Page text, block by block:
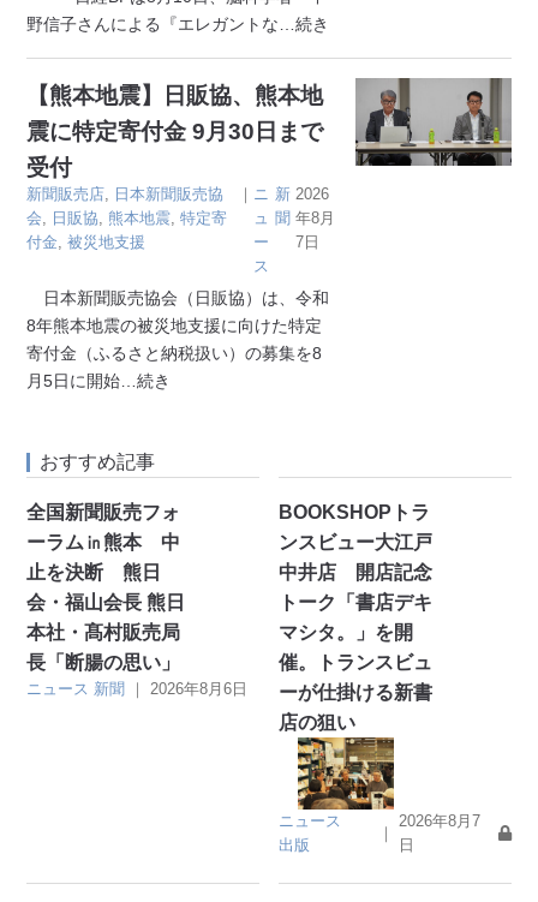
野信子さんによる『エレガントな …続き
【熊本地震】日販協、熊本地
震に特定寄付金 9月30日まで
受付
新聞販売店, 日本新聞販売協
会, 日販協, 熊本地震,特定寄
付金,被災地支援
｜ ニ
ュ
ー
ス
新
聞
2026
年8月
7日
日本新聞販売協会（日販協）は、令和
8年熊本地震の被災地支援に向けた特定
寄付金（ふるさと納税扱い）の募集を8
月5日に開始 …続き
おすすめ記事
全国新聞販売フォ
ーラム㏌熊本 中
止を決断 熊日
会・福山会長 熊日
本社・髙村販売局
長「断腸の思い」
ニュース 新聞 ｜2026年8月6日
BOOKSHOPトラ
ンスビュー大江戸
中井店 開店記念
トーク「書店デキ
マシタ。」を開
催。トランスビュ
ーが仕掛ける新書
店の狙い
ニュース
出版
｜
2026年8月7
日